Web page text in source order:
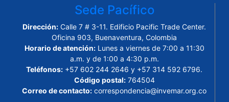
Sede Pacífico
Dirección: Calle 7 # 3-11. Edificio Pacific Trade Center.
Oficina 903, Buenaventura, Colombia
Horario de atención:Lunes a viernes de 7:00 a 11:30
a.m. y de 1:00 a 4:30 p.m.
Teléfonos: +57 602 244 2646 y +57 314 592 6796.
Código postal:764504
Correo de contacto: correspondencia@invemar.org.co